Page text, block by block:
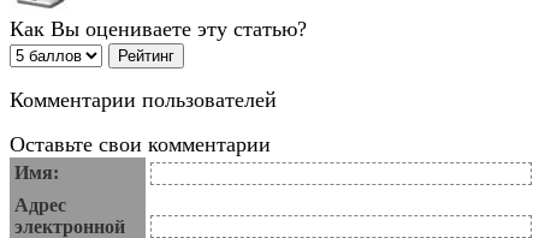
Как Вы оцениваете эту статью?
Комментарии пользователей
Оставьте свои комментарии
Имя:
Адрес
электронной